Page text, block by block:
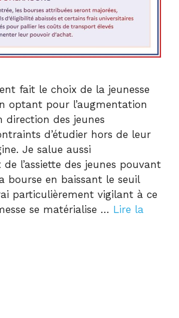
fait le choix de la jeunesse
optant pour l’augmentation
direction des jeunes
d’étudier hors de leur
Je salue aussi
de l’assiette des jeunes pouvant
bourse en baissant le seuil
particulièrement vigilant à ce
se matérialise … Lire la